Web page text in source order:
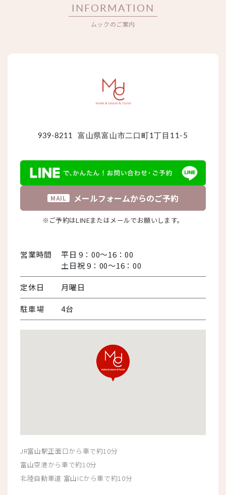
INFORMATION
ムックのご案内
939-8211 富山県富山市二口町1丁目11-5
MAIL メールフォームからのご予約
※ご予約はLINEまたはメールでお願いします。
営業時間
平日 9：00～16：00
土日祝 9：00～16：00
定休日 月曜日
駐車場 4台
JR富山駅正面口から車で約10分
富山空港から車で約10分
北陸自動車道 富山ICから車で約10分